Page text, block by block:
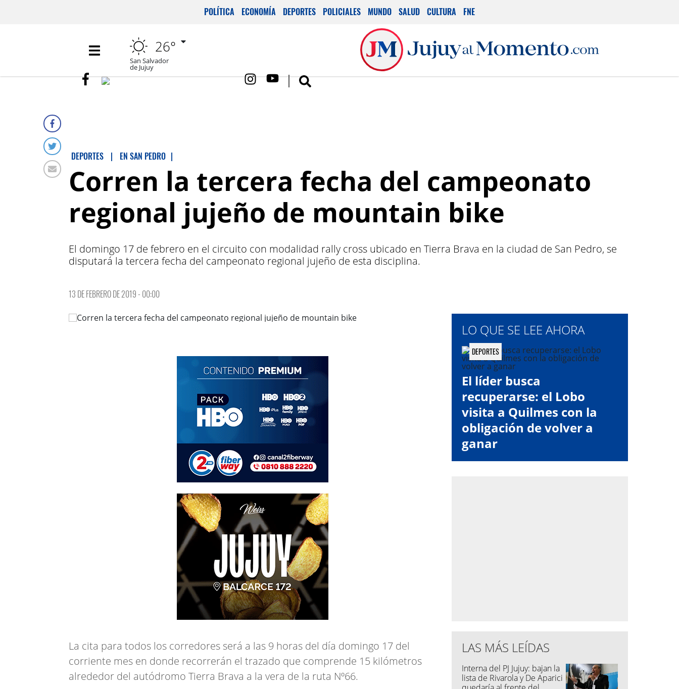
POLÍTICA ECONOMÍA DEPORTES POLICIALES MUNDO SALUD CULTURA FNE
26°
San Salvador
de Jujuy
DEPORTES | EN SAN PEDRO |
Corren la tercera fecha del campeonato
regional jujeño de mountain bike
El domingo 17 de febrero en el circuito con modalidad rally cross ubicado en Tierra Brava en la ciudad de San Pedro, se
disputará la tercera fecha del campeonato regional jujeño de esta disciplina.
13 DE FEBRERO DE 2019 - 00:00
La cita para todos los corredores será a las 9 horas del día domingo 17 del
corriente mes en donde recorrerán el trazado que comprende 15 kilómetros
alrededor del autódromo Tierra Brava a la vera de la ruta Nº66.
LO QUE SE LEE AHORA
DEPORTES
El líder busca
recuperarse: el Lobo
visita a Quilmes con la
obligación de volver a
ganar
LAS MÁS LEÍDAS
Interna del PJ Jujuy: bajan la
lista de Rivarola y De Aparici